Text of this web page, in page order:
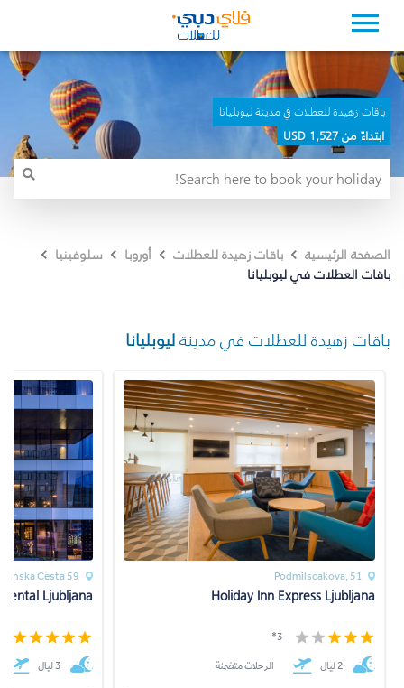
باقات زهيدة للعطلات في مدينة ليوبليانا
ابتداءً من 1,527 USD
الصفحة الرئيسية باقات زهيدة للعطلات أوروبا
سلوفينيا
باقات العطلات في ليوبليانا
باقات زهيدة للعطلات في مدينةليوبليانا
Cesta 59
Ljubljana
3 ليال
Podmilscakova, 51
Holiday Inn Express Ljubljana
3*
2 ليال الرحلات متضمنة